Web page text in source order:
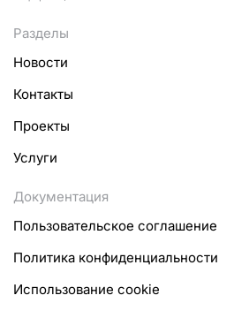
Разделы
Новости
Контакты
Проекты
Услуги
Документация
Пользовательское соглашение
Политика конфиденциальности
Использование cookie